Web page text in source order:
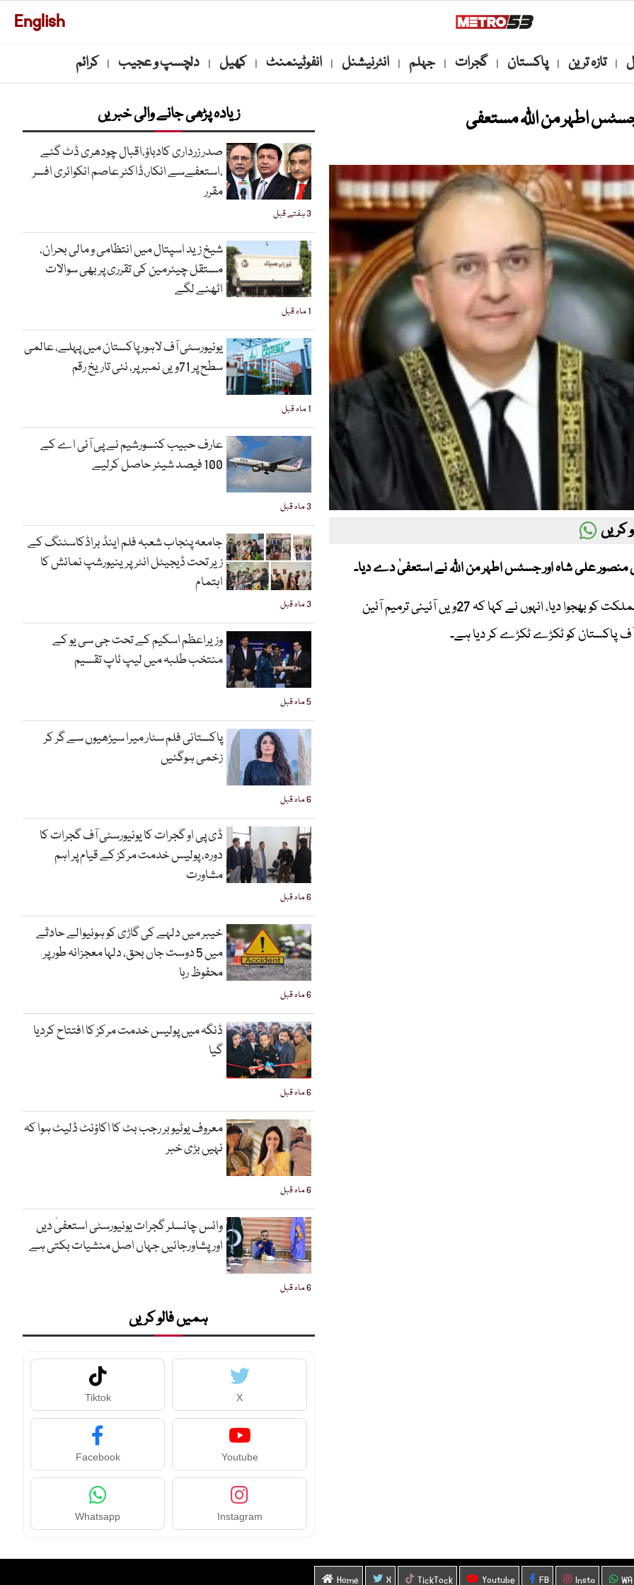
English
| تازہ ترین | پاکستان | گجرات | جہلم | انٹرنیشنل | انفوٹینمنٹ | کھیل | دلچسپ و عجیب | کرائم
اطہر من اللّٰہ مستعفی
کریں
جسٹس منصور علی شاہ نے 13 صفحات پر مشتمل استعفیٰ صدر مملکت کو بھجوا دیا، انہوں نے کہا کہ 27ویں آئینی ترمیم آئین
زیادہ پڑھی جانے والی خبریں
3 ہفتے قبل
صدر زرداری کادباؤ،اقبال چودھری ڈٹ گئے
،استعفےسے انکار،ڈاکٹر عاصم انکوائری افسر
مقرر
1 ماہ قبل
شیخ زید اسپتال میں انتظامی و مالی بحران،
مستقل چیئرمین کی تقرری پر بھی سوالات
اٹھنے لگے
1 ماہ قبل
یونیورسٹی آف لاہور پاکستان میں پہلے، عالمی
سطح پر 71ویں نمبر پر، نئی تاریخ رقم
3 ماہ قبل
عارف حبیب کنسورشیم نے پی آئی اے کے
100 فیصد شیئر حاصل کرلیے
3 ماہ قبل
جامعہ پنجاب شعبہ فلم اینڈ براڈکاسٹنگ کے
زیر تحت ڈیجیٹل انٹرپرینیورشپ نمائش کا
اہتمام
5 ماہ قبل
وزیراعظم اسکیم کے تحت جی سی یو کے
منتخب طلبہ میں لیپ ٹاپ تقسیم
6 ماہ قبل
پاکستانی فلم سٹار میرا سیڑھیوں سے گر کر
زخمی ہوگئیں
6 ماہ قبل
ڈی پی او گجرات کا یونیورسٹی آف گجرات کا
دورہ، پولیس خدمت مرکز کے قیام پر اہم
مشاورت
6 ماہ قبل
خیبر میں دلہے کی گاڑی کو ہونیوالے حادثے
میں 5 دوست جاں بحق، دلہا معجزانہ طور پر
محفوظ رہا
6 ماہ قبل
ڈنگہ میں پولیس خدمت مرکز کا افتتاح کردیا
گیا
6 ماہ قبل
معروف یوٹیوبر رجب بٹ کا اکاؤنٹ ڈلیٹ ہوا کہ
نہیں بڑی خبر
6 ماہ قبل
وائس چانسلر گجرات یونیورسٹی استعفیٰ دیں
اورپشاورجائیں جہاں اصل منشیات بکتی ہے
ہمیں فالو کریں
X
Tiktok
Youtube
Facebook
Instagram
Whatsapp
Home X TickTock Youtube FB Insta WA